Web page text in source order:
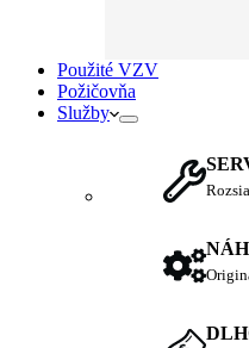
Použité VZV
Požičovňa
Služby